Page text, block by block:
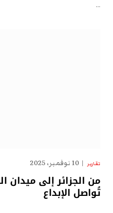
…
تقارير 10 نوفمبر، 2025
من الجزائر إلى ميدان
تُواصل الإبداع